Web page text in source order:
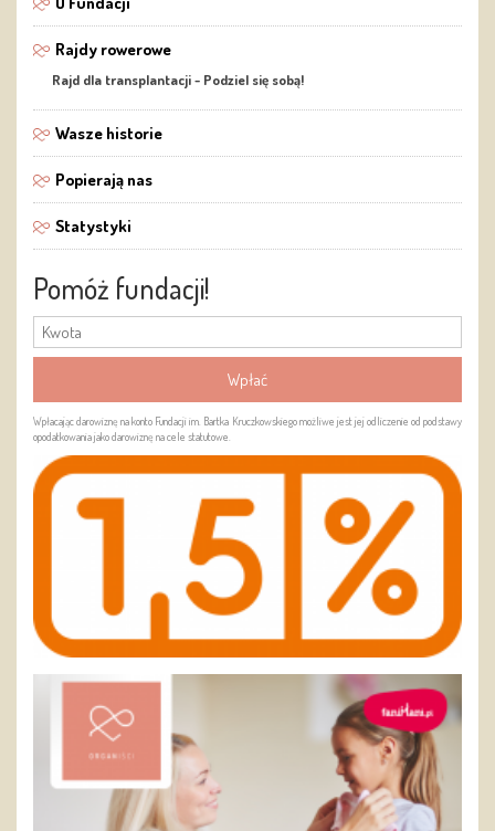
Rajdy rowerowe
Rajd dla transplantacji - Podziel się sobą!
Wasze historie
Popierają nas
Statystyki
Pomóż fundacji!
Wpłacając darowiznę na konto Fundacji im. Bartka Kruczkowskiego możliwe jest jej odliczenie od podstawy
opodatkowania jako darowiznę na cele statutowe.